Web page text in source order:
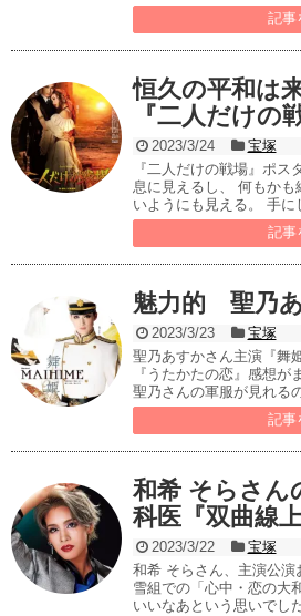
記事
恒久の平和は
『二人だけの
2023/3/24
宝塚
『二人だけの戦場』ポ
息に見えるし、 何もか
いようにも見える。 手に
記事
魅力的 聖乃あ
2023/3/23
宝塚
聖乃あすかさん主演『舞
『うたかたの恋』感想が
聖乃さんの軍服が見れる
記事
和希 そらさ
科医『双曲線
2023/3/22
宝塚
和希 そらさん、主演公演
雪組での「心中・恋の大
いいなあという思いでし